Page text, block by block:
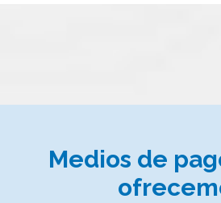
Medios de